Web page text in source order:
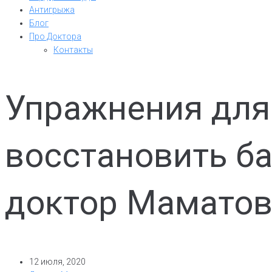
Антигрыжа
Блог
Про Доктора
Контакты
Упражнения
восстановить
доктор Маматов
12 июля, 2020